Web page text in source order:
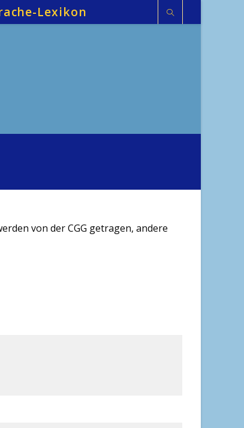
Lexikon
von der CGG getragen, andere